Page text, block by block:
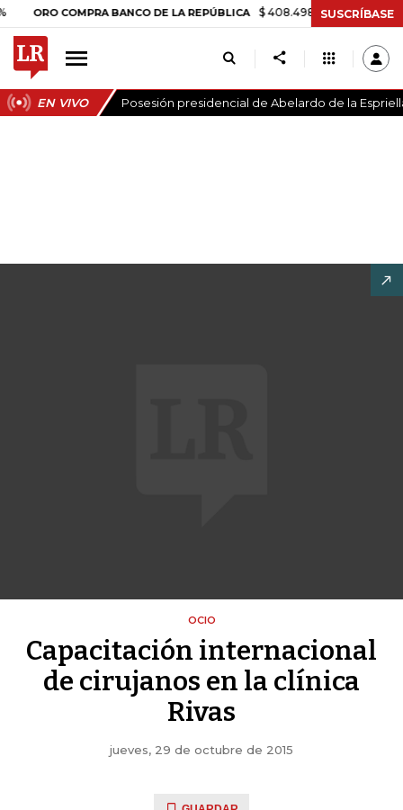
COMPRA BANCO DE LA REPÚBLICA $ 408.498,97 +$ 8.753,81 +2,19%
SUSCRÍBASE
EN VIVO Posesión presidencial de Abelardo de la
OCIO
Capacitación internacional
de cirujanos en la clínica
Rivas
jueves, 29 de octubre de 2015